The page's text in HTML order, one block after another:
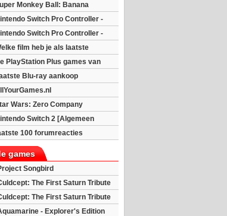
Monkey Ball: Banana
Switch Pro Controller -
Switch Pro Controller -
Edition
film heb je als laatste
PlayStation Plus games van
Blu-ray aankoop
Wars: Zero Company
Switch 2 [Algemeen
100 forumreacties
games
Songbird
The First Saturn Tribute
The First Saturn Tribute
- Explorer's Edition